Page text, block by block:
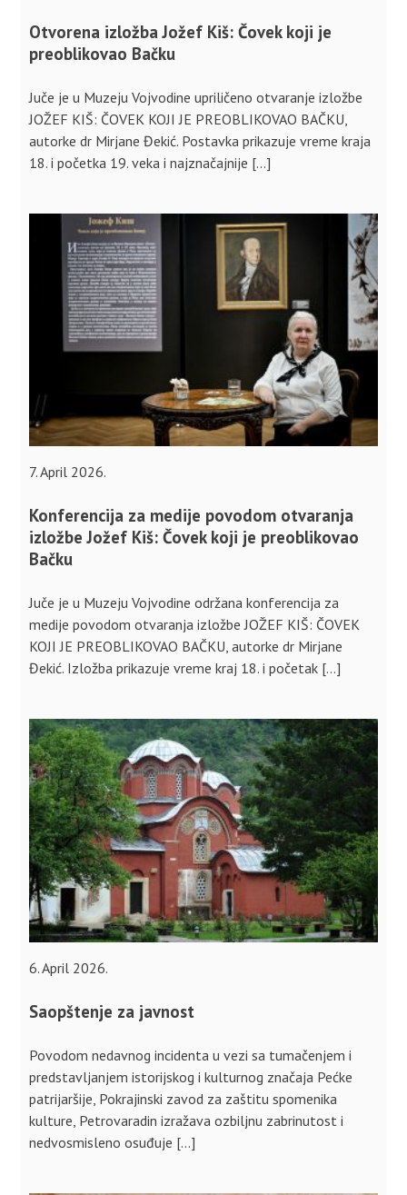
Otvorena izložba Jožef Kiš: Čovek koji je
preoblikovao Bačku
Juče je u Muzeju Vojvodine upriličeno otvaranje izložbe
JOŽEF KIŠ: ČOVEK KOJI JE PREOBLIKOVAO BAČKU,
autorke dr Mirjane Đekić. Postavka prikazuje vreme kraja
18. i početka 19. veka i najznačajnije […]
7. April 2026.
Konferencija za medije povodom otvaranja
izložbe Jožef Kiš: Čovek koji je preoblikovao
Bačku
Juče je u Muzeju Vojvodine održana konferencija za
medije povodom otvaranja izložbe JOŽEF KIŠ: ČOVEK
KOJI JE PREOBLIKOVAO BAČKU, autorke dr Mirjane
Đekić. Izložba prikazuje vreme kraj 18. i početak […]
6. April 2026.
Saopštenje za javnost
Povodom nedavnog incidenta u vezi sa tumačenjem i
predstavljanjem istorijskog i kulturnog značaja Pećke
patrijaršije, Pokrajinski zavod za zaštitu spomenika
kulture, Petrovaradin izražava ozbiljnu zabrinutost i
nedvosmisleno osuđuje […]